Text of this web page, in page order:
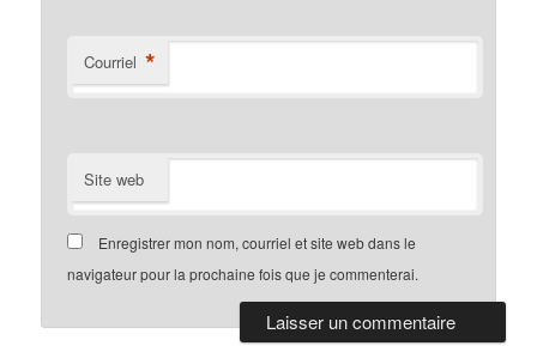
Courriel *
Site web
Enregistrer mon nom, courriel et site web dans le
navigateur pour la prochaine fois que je commenterai.